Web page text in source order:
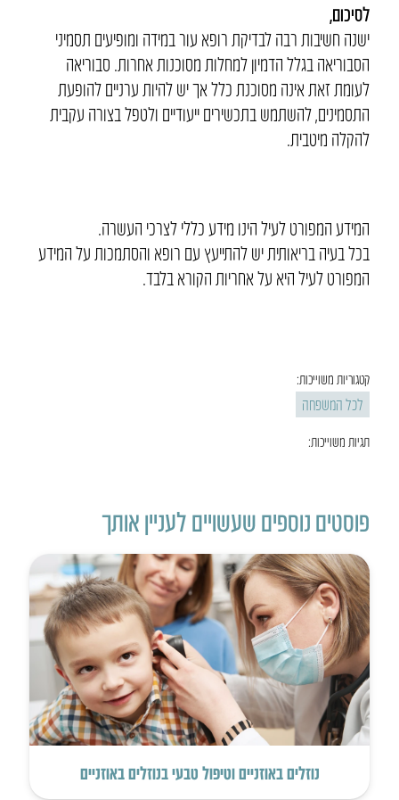
לסיכום,
ישנה חשיבות רבה לבדיקת רופא עור במידה ומופיעים תסמיני
הסבוריאה בגלל הדמיון למחלות מסוכנות אחרות. סבוריאה
לעומת זאת אינה מסוכנת כלל אך יש להיות ערניים להופעת
התסמינים, להשתמש בתכשירים ייעודיים ולטפל בצורה עקבית
להקלה מיטבית.
המידע המפורט לעיל הינו מידע כללי לצרכי העשרה.
בכל בעיה בריאותית יש להתייעץ עם רופא והסתמכות על המידע
המפורט לעיל היא על אחריות הקורא בלבד.
קטגוריות משוייכות:
לכל המשפחה
תגיות משוייכות:
פוסטים נוספים שעשויים לעניין אותך
נוזלים באוזניים וטיפול טבעי בנוזלים באוזניים